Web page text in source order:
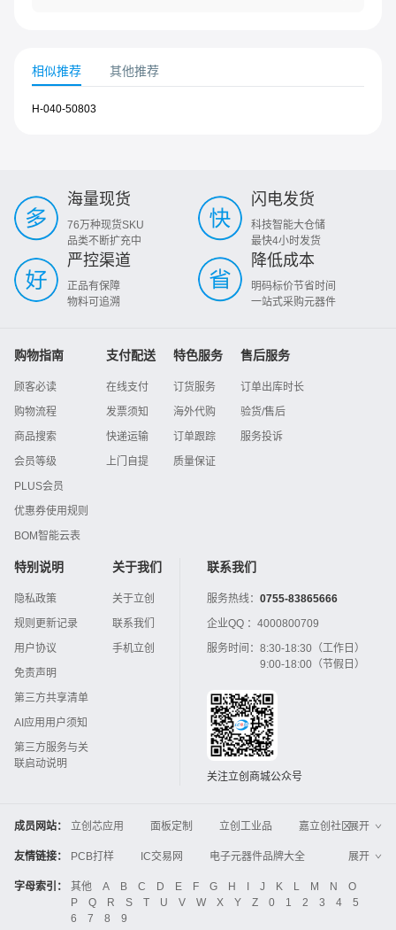
相似推荐 其他推荐
H-040-50803
海量现货
76万种现货SKU
品类不断扩充中
闪电发货
科技智能大仓储
最快4小时发货
严控渠道
正品有保障
物料可追溯
降低成本
明码标价节省时间
一站式采购元器件
购物指南
顾客必读
购物流程
商品搜索
会员等级
PLUS会员
优惠券使用规则
BOM智能云表
支付配送
在线支付
发票须知
快递运输
上门自提
特色服务
订货服务
海外代购
订单跟踪
质量保证
售后服务
订单出库时长
验货/售后
服务投诉
特别说明
隐私政策
规则更新记录
用户协议
免责声明
第三方共享清单
AI应用用户须知
第三方服务与关
联启动说明
关于我们
关于立创
联系我们
手机立创
联系我们
服务热线： 0755-83865666
企业QQ ： 4000800709
服务时间： 8:30-18:30（工作日）
9:00-18:00（节假日）
关注立创商城公众号
成员网站： 立创芯应用 面板定制 立创工业品
嘉立创社区
3D打印
嘉立创FPC 嘉立创PCB
嘉立创FA
Global Website LCSC
ZXHPCB
展开
友情链接： PCB打样 IC交易网
电子元器件品牌大全
中国IC网
智能电网 机电设备
电子工程网
晶振
电子技术应用 21icsearch
电子展
展开
字母索引： 其他 A B C D E F G H J K L M N
O
P
Q R S T U V W X Y Z 0 1 2 3 4
5
6
7 8 9